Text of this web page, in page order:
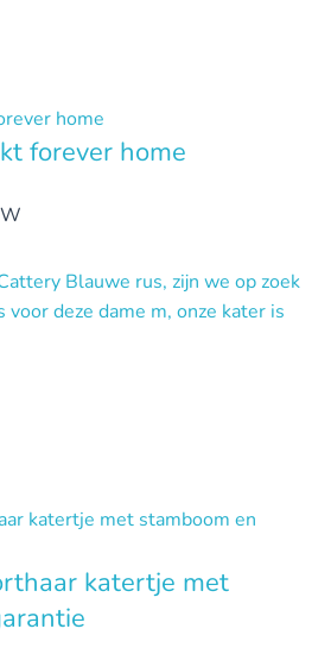
forever home
Blauwe rus, zijn we op zoek
voor deze dame m, onze kater is
katertje met